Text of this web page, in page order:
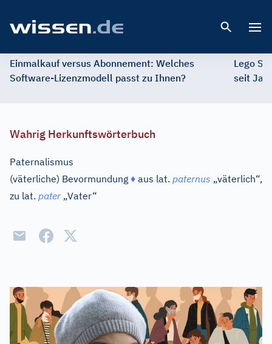
Einmalkauf versus Abonnement: Welches
Software-Lizenzmodell passt zu Ihnen?
Lego
seit
Wahrig Herkunftswörterbuch
Paternalismus
(väterliche) Bevormundung ♦ aus lat. paternus „väterlich“,
zu lat. pater „Vater“